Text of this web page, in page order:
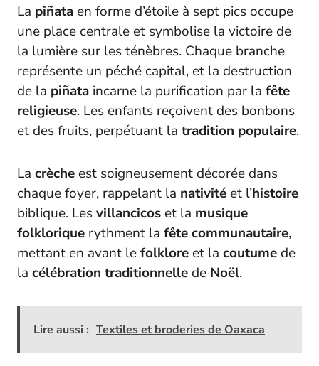
La piñata en forme d’étoile à sept pics occupe
une place centrale et symbolise la victoire de
la lumière sur les ténèbres. Chaque branche
représente un péché capital, et la destruction
de la piñata incarne la purification par la fête
religieuse. Les enfants reçoivent des bonbons
et des fruits, perpétuant la tradition populaire.
La crèche est soigneusement décorée dans
chaque foyer, rappelant la nativité et l’histoire
biblique. Lesvillancicos et la musique
folklorique rythment la fête communautaire,
mettant en avant lefolklore et la coutume de
la célébration traditionnelle de Noël.
Lire aussi : Textiles et broderies de Oaxaca